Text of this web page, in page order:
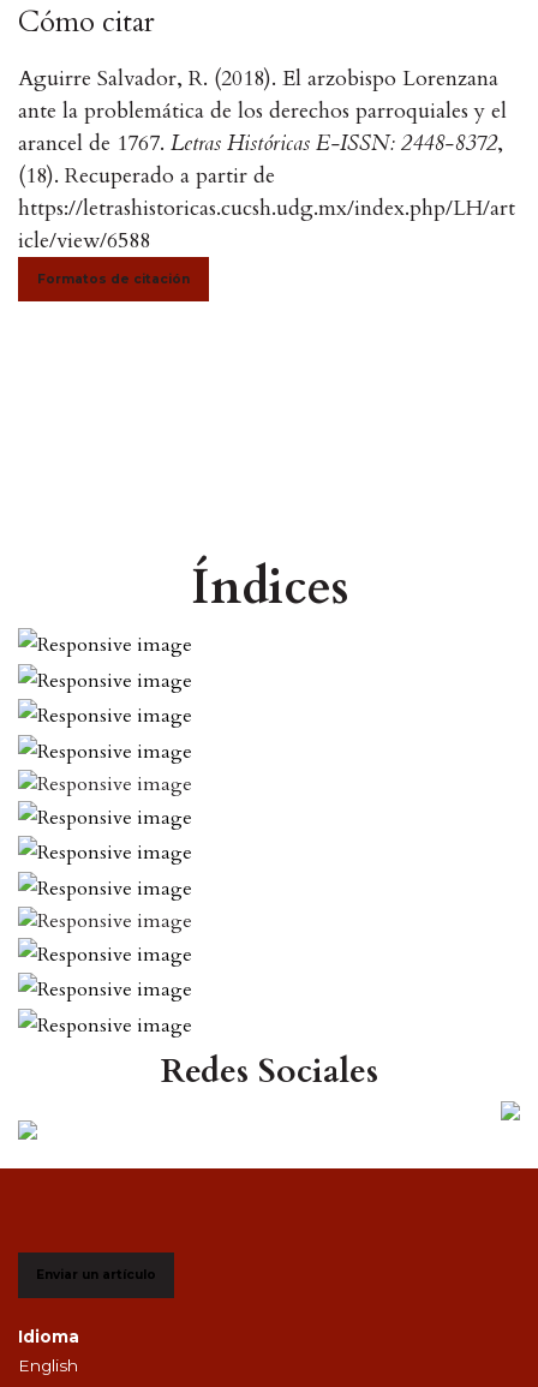
Cómo citar
Aguirre Salvador, R. (2018). El arzobispo Lorenzana
ante la problemática de los derechos parroquiales y el
arancel de 1767. Letras Históricas E-ISSN: 2448-8372,
(18). Recuperado a partir de
https://letrashistoricas.cucsh.udg.mx/index.php/LH/art
icle/view/6588
Formatos de citación
Índices
Redes Sociales
Enviar un artículo
Idioma
English